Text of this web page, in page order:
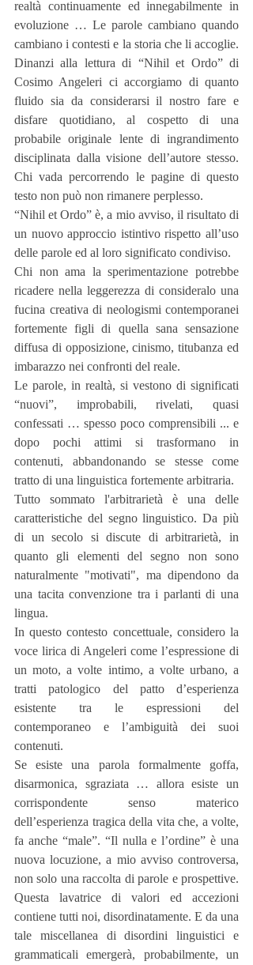
realtà continuamente ed innegabilmente in
evoluzione … Le parole cambiano quando
cambiano i contesti e la storia che li accoglie.
Dinanzi alla lettura di “Nihil et Ordo” di
Cosimo Angeleri ci accorgiamo di quanto
fluido sia da considerarsi il nostro fare e
disfare quotidiano, al cospetto di una
probabile originale lente di ingrandimento
disciplinata dalla visione dell’autore stesso.
Chi vada percorrendo le pagine di questo
testo non può non rimanere perplesso.
“Nihil et Ordo” è, a mio avviso, il risultato di
un nuovo approccio istintivo rispetto all’uso
delle parole ed al loro significato condiviso.
Chi non ama la sperimentazione potrebbe
ricadere nella leggerezza di consideralo una
fucina creativa di neologismi contemporanei
fortemente figli di quella sana sensazione
diffusa di opposizione, cinismo, titubanza ed
imbarazzo nei confronti del reale.
Le parole, in realtà, si vestono di significati
“nuovi”, improbabili, rivelati, quasi
confessati … spesso poco comprensibili ... e
dopo pochi attimi si trasformano in
contenuti, abbandonando se stesse come
tratto di una linguistica fortemente arbitraria.
Tutto sommato l'arbitrarietà è una delle
caratteristiche del segno linguistico. Da più
di un secolo si discute di arbitrarietà, in
quanto gli elementi del segno non sono
naturalmente "motivati", ma dipendono da
una tacita convenzione tra i parlanti di una
lingua.
In questo contesto concettuale, considero la
voce lirica di Angeleri come l’espressione di
un moto, a volte intimo, a volte urbano, a
tratti patologico del patto d’esperienza
esistente tra le espressioni del
contemporaneo e l’ambiguità dei suoi
contenuti.
Se esiste una parola formalmente goffa,
disarmonica, sgraziata … allora esiste un
corrispondente senso materico
dell’esperienza tragica della vita che, a volte,
fa anche “male”. “Il nulla e l’ordine” è una
nuova locuzione, a mio avviso controversa,
non solo una raccolta di parole e prospettive.
Questa lavatrice di valori ed accezioni
contiene tutti noi, disordinatamente. E da una
tale miscellanea di disordini linguistici e
grammaticali emergerà, probabilmente, un